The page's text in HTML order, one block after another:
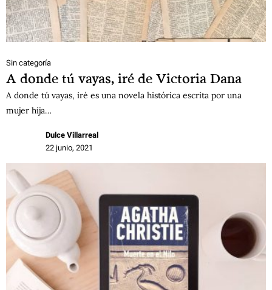
Sin categoría
A donde tú vayas, iré de Victoria Dana
A donde tú vayas, iré es una novela histórica escrita por una
mujer hija…
Dulce Villarreal
22 junio, 2021